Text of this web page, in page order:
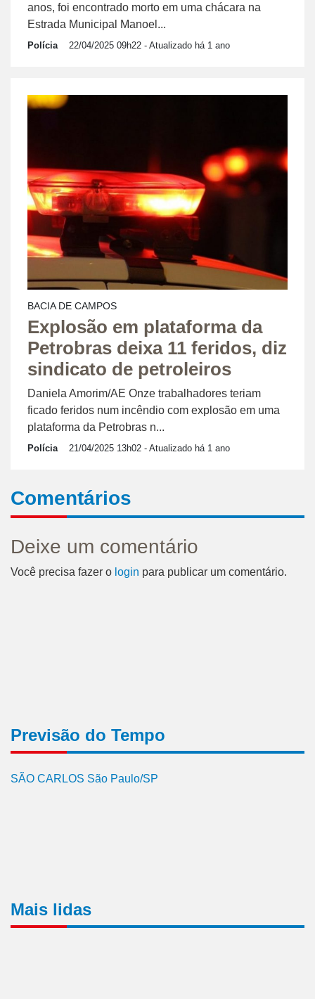
anos, foi encontrado morto em uma chácara na
Estrada Municipal Manoel...
Polícia 22/04/2025 09h22 - Atualizado há 1 ano
BACIA DE CAMPOS
Explosão em plataforma da
Petrobras deixa 11 feridos, diz
sindicato de petroleiros
Daniela Amorim/AE Onze trabalhadores teriam
ficado feridos num incêndio com explosão em uma
plataforma da Petrobras n...
Polícia 21/04/2025 13h02 - Atualizado há 1 ano
Comentários
Deixe um comentário
Você precisa fazer o login para publicar um comentário.
Previsão do Tempo
SÃO CARLOS São Paulo/SP
Mais lidas